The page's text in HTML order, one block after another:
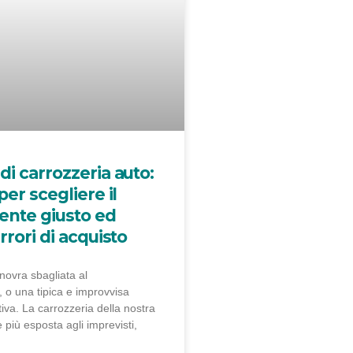
carrozzeria auto:
scegliere il
giusto ed
di acquisto
sbagliata al
o una tipica e improvvisa
La carrozzeria della nostra
più esposta agli imprevisti,